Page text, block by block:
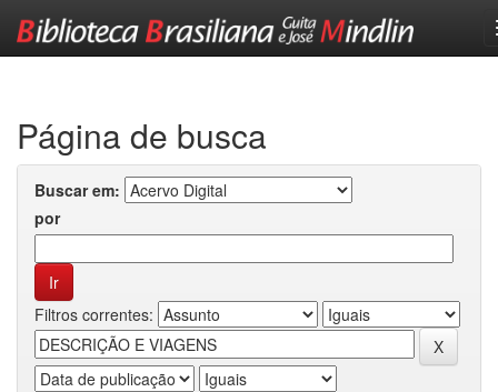
Página de busca
Buscar em:
por
Filtros correntes: